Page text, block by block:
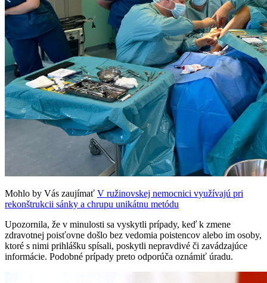
Mohlo by Vás zaujímať V ružinovskej nemocnici využívajú pri
rekonštrukcii sánky a chrupu unikátnu metódu
Upozornila, že v minulosti sa vyskytli prípady, keď k zmene
zdravotnej poisťovne došlo bez vedomia poistencov alebo im osoby,
ktoré s nimi prihlášku spísali, poskytli nepravdivé či zavádzajúce
informácie. Podobné prípady preto odporúča oznámiť úradu.